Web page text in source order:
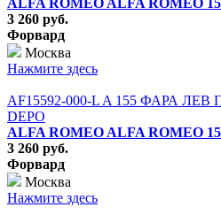
3 260 руб.
Форвард
Москва
Нажмите здесь
AF15592-000-L A 155 ФАРА
DEPO
ALFA ROMEO ALFA ROMEO
3 260 руб.
Форвард
Москва
Нажмите здесь